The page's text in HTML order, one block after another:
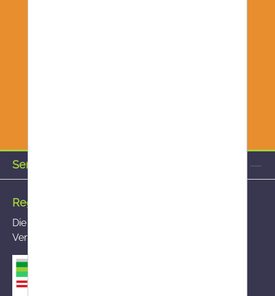
Service-Hotline
Registrierte Versandapotheke
Die von Ihnen aufgerufene Versandapotheke ist im
Versandapothekenregister des BASG registriert